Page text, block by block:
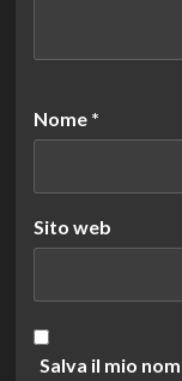
Nome *
Sito web
Salva il mio